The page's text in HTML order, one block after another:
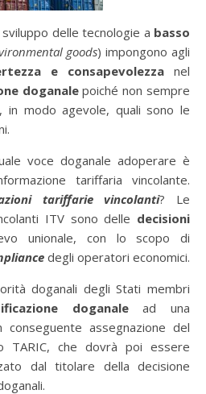
sviluppo delle tecnologie a basso
goods) impongono agli
e consapevolezza nel
doganalepoiché non sempre
in modo agevole, quali sono le
voce doganale adoperare è
tariffaria vincolante.
tariffarie vincolanti? Le
ITV sono delle decisioni
unionale, con lo scopo di
degli operatori economici.
doganali degli Stati membri
doganalead una
assegnazione del
TARIC, che dovrà poi essere
dal titolare della decisione